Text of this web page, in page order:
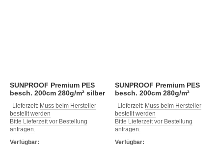
SUNPROOF Premium PES
besch. 200cm 280g/m² silber
Lieferzeit: Muss beim Hersteller
bestellt werden
Bitte Lieferzeit vor Bestellung
anfragen.
Verfügbar:
SUNPROOF Premium PES
besch. 200cm 280g/m²
Lieferzeit: Muss beim Hersteller
bestellt werden
Bitte Lieferzeit vor Bestellung
anfragen.
Verfügbar: